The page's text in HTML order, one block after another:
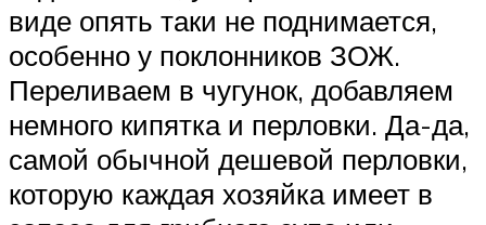
виде опять таки не поднимается,
особенно у поклонников ЗОЖ.
Переливаем в чугунок, добавляем
немного кипятка и перловки. Да-да,
самой обычной дешевой перловки,
которую каждая хозяйка имеет в